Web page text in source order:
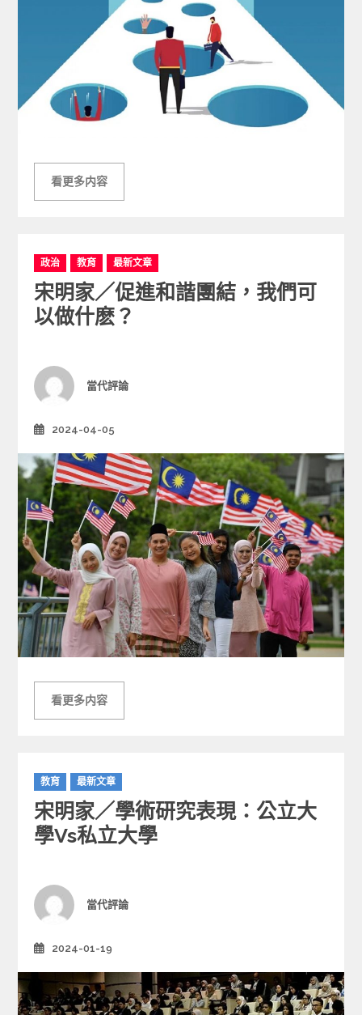
看更多内容
C
a
t
e
g
i
e
政治 教育 最新文章
宋明家／促進和諧團結，我們可
以做什麽？
Author
當代評論
2024-04-05
看更多内容
C
a
t
e
g
i
e
教育 最新文章
宋明家／學術研究表現：公立大
學vs私立大學
Author
當代評論
2024-01-19